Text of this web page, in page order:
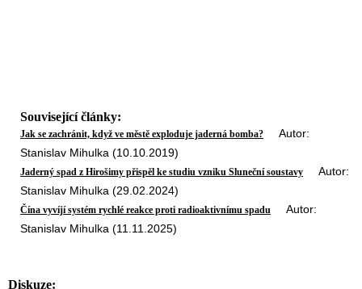
Související články:
Jak se zachránit, když ve městě exploduje jaderná bomba? Autor:
Stanislav Mihulka (10.10.2019)
Jaderný spad z Hirošimy přispěl ke studiu vzniku Sluneční soustavy Autor:
Stanislav Mihulka (29.02.2024)
Čína vyvíjí systém rychlé reakce proti radioaktivnímu spadu
Autor:
Stanislav Mihulka (11.11.2025)
Diskuze: